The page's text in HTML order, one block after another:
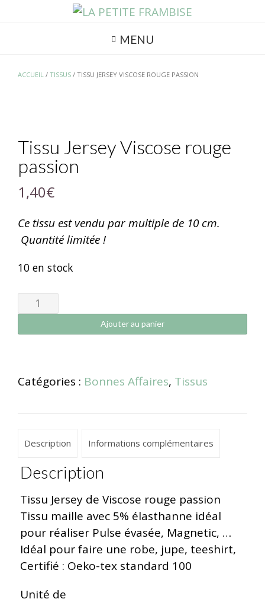
MENU
ACCUEIL / TISSUS / TISSU JERSEY VISCOSE ROUGE PASSION
Tissu Jersey Viscose rouge
passion
1,40€
Ce tissu est vendu par multiple de 10 cm.
Quantité limitée !
10 en stock
Ajouter au panier
Catégories : Bonnes Affaires, Tissus
Description Informations complémentaires
Description
Tissu Jersey de Viscose rouge passion
Tissu maille avec 5% élasthanne idéal
pour réaliser Pulse évasée, Magnetic, …
Idéal pour faire une robe, jupe, teeshirt,
Certifié : Oeko-tex standard 100
Unité de